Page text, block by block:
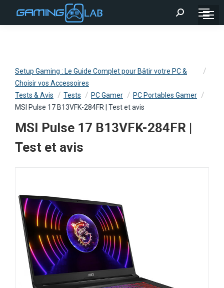
Recherche
Setup Gaming : Le Guide Complet pour Bâtir votre PC &
Choisir vos Accessoires
Tests & Avis
Tests PC Gamer
PC Portables Gamer
MSI Pulse 17 B13VFK-284FR | Test et avis
MSI Pulse 17 B13VFK-284FR |
Test et avis